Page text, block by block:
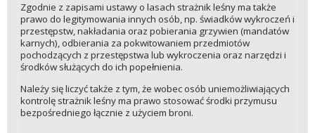
Zgodnie z zapisami ustawy o lasach strażnik leśny ma także
prawo do legitymowania innych osób, np. świadków wykroczeń i
przestępstw, nakładania oraz pobierania grzywien (mandatów
karnych), odbierania za pokwitowaniem przedmiotów
pochodzących z przestępstwa lub wykroczenia oraz narzędzi i
środków służących do ich popełnienia.
Należy się liczyć także z tym, że wobec osób uniemożliwiających
kontrolę strażnik leśny ma prawo stosować środki przymusu
bezpośredniego łącznie z użyciem broni.